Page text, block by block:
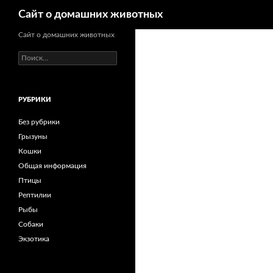
Сайт о домашних животных
Сайт о домашних животных
Н
а
иРУБРИКИ
Без рубрики
Грызуны
Кошки
Общая информация
Птицы
Рептилии
Рыбы
Собаки
Экзотика